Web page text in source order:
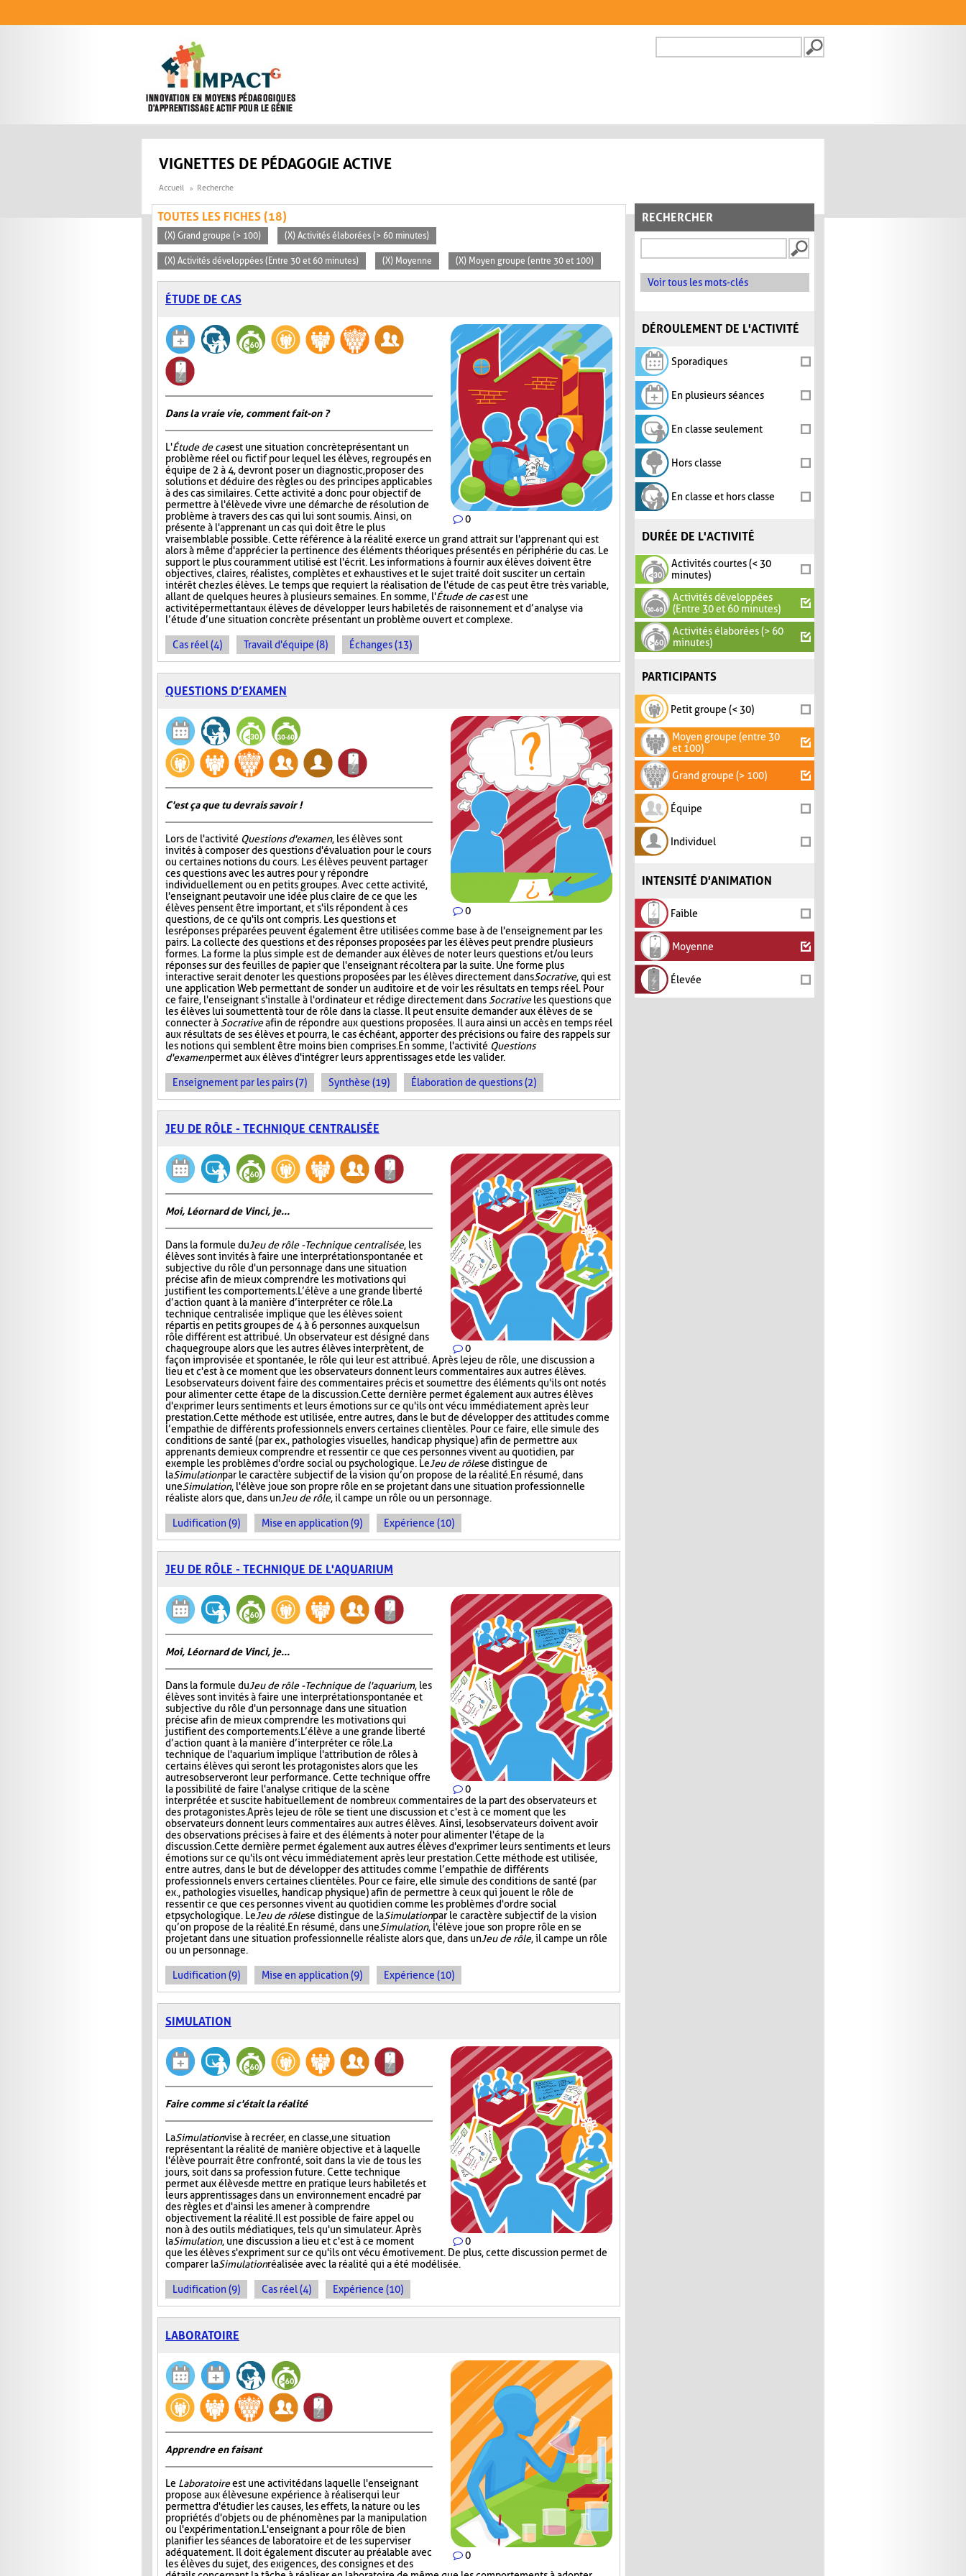
FORMULAIRE DE
VIGNETTES DE PÉDAGOGIE ACTIVE
Accueil Recherche
RECHERCHER
Voir tous les mots-clés
DÉROULEMENT DE L'ACTIVITÉ
Sporadiques
En plusieurs séances
En classe seulement
Hors classe
En classe et hors classe
DURÉE DE L'ACTIVITÉ
Activités courtes (< 30
minutes)
Activités développées
(Entre 30 et 60 minutes)
Activités élaborées (> 60
minutes)
PARTICIPANTS
Petit groupe (< 30)
Moyen groupe (entre 30
et 100)
Grand groupe (> 100)
Équipe
Individuel
INTENSITÉ D'ANIMATION
Faible
Moyenne
Élevée
TOUTES LES FICHES (18)
(X) Grand groupe (> 100) (X) Activités élaborées (> 60 minutes)
(X) Activités développées (Entre 30 et 60 minutes) (X) Moyenne (X) Moyen groupe (entre 30 et 100)
ÉTUDE DE CAS
0
Dans la vraie vie, comment fait-on ?
L'Étude de casest une situation concrète présentant un
problème réel ou fictif pour lequel les élèves, regroupés en
équipe de 2 à 4, devront poser un diagnostic, proposer des
solutions et déduire des règles ou des principes applicables
à des cas similaires. Cette activité a donc pour objectif de
permettre à l'élève de vivre une démarche de résolution de
problème à travers des cas qui lui sont soumis. Ainsi, on
présente à l'apprenant un cas qui doit être le plus
vraisemblable possible. Cette référence à la réalité exerce un grand attrait sur l'apprenant qui est
alors à même d'apprécier la pertinence des éléments théoriques présentés en périphérie du cas. Le
support le plus couramment utilisé est l'écrit. Les informations à fournir aux élèves doivent être
objectives, claires, réalistes, complètes et exhaustives et le sujet traité doit susciter un certain
intérêt chez les élèves. Le temps que requiert la réalisation de l'étude de cas peut être très variable,
allant de quelques heures à plusieurs semaines. En somme, l'Étude de casest une
activité permettant aux élèves de développer leurs habiletés de raisonnement et d’analyse via
l’étude d’une situation concrète présentant un problème ouvert et complexe.
Cas réel (4) Travail d'équipe (8) Échanges (13)
QUESTIONS D’EXAMEN
0
C'est ça que tu devrais savoir !
Lors de l'activité Questions d'examen, les élèves sont
invités à composer des questions d'évaluation pour le cours
ou certaines notions du cours. Les élèves peuvent partager
ces questions avec les autres pour y répondre
individuellement ou en petits groupes. Avec cette activité,
l'enseignant peut avoir une idée plus claire de ce que les
élèves pensent être important, et s'ils répondent à ces
questions, de ce qu'ils ont compris. Les questions et
les réponses préparées peuvent également être utilisées comme base à de l'enseignement par les
pairs. La collecte des questions et des réponses proposées par les élèves peut prendre plusieurs
formes. La forme la plus simple est de demander aux élèves de noter leurs questions et/ou leurs
réponses sur des feuilles de papier que l'enseignant récoltera par la suite. Une forme plus
interactive serait de noter les questions proposées par les élèves directement dansSocrative, qui est
une application Web permettant de sonder un auditoire et de voir les résultats en temps réel. Pour
ce faire, l'enseignant s'installe à l'ordinateur et rédige directement dansSocrativeles questions que
les élèves lui soumettent à tour de rôle dans la classe. Il peut ensuite demander aux élèves de se
connecter àSocrativeafin de répondre aux questions proposées. Il aura ainsi un accès en temps réel
aux résultats de ses élèves et pourra, le cas échéant, apporter des précisions ou faire des rappels sur
les notions qui semblent être moins bien comprises. En somme, l'activité Questions
d'examenpermet aux élèves d'intégrer leurs apprentissages et de les valider.
Enseignement par les pairs (7) Synthèse (19) Élaboration de questions (2)
JEU DE RÔLE - TECHNIQUE CENTRALISÉE
0
Moi, Léornard de Vinci, je...
Dans la formule duJeu de rôle - Technique centralisée, les
élèves sont invités à faire une interprétation spontanée et
subjective du rôle d'un personnage dans une situation
précise afin de mieux comprendre les motivations qui
justifient les comportements. L’élève a une grande liberté
d’action quant à la manière d’interpréter ce rôle. La
technique centralisée implique que les élèves soient
répartis en petits groupes de 4 à 6 personnes auxquels un
rôle différent est attribué. Un observateur est désigné dans
chaque groupe alors que les autres élèves interprètent, de
façon improvisée et spontanée, le rôle qui leur est attribué. Après le jeu de rôle, une discussion a
lieu et c'est à ce moment que les observateurs donnent leurs commentaires aux autres élèves.
Les observateurs doivent faire des commentaires précis et soumettre des éléments qu'ils ont notés
pour alimenter cette étape de la discussion. Cette dernière permet également aux autres élèves
d'exprimer leurs sentiments et leurs émotions sur ce qu'ils ont vécu immédiatement après leur
prestation. Cette méthode est utilisée, entre autres, dans le but de développer des attitudes comme
l’empathie de différents professionnels envers certaines clientèles. Pour ce faire, elle simule des
conditions de santé (par ex., pathologies visuelles, handicap physique) afin de permettre aux
apprenants de mieux comprendre et ressentir ce que ces personnes vivent au quotidien, par
exemple les problèmes d'ordre social ou psychologique. LeJeu de rôlese distingue de
laSimulationpar le caractère subjectif de la vision qu’on propose de la réalité. En résumé, dans
uneSimulation, l'élève joue son propre rôle en se projetant dans une situation professionnelle
réaliste alors que, dans unJeu de rôle, il campe un rôle ou un personnage.
Ludification (9) Mise en application (9) Expérience (10)
JEU DE RÔLE - TECHNIQUE DE L'AQUARIUM
0
Moi, Léornard de Vinci, je...
Dans la formule duJeu de rôle - Technique de l'aquarium, les
élèves sont invités à faire une interprétation spontanée et
subjective du rôle d'un personnage dans une situation
précise afin de mieux comprendre les motivations qui
justifient des comportements. L’élève a une grande liberté
d’action quant à la manière d’interpréter ce rôle. La
technique de l'aquarium implique l'attribution de rôles à
certains élèves qui seront les protagonistes alors que les
autres observeront leur performance. Cette technique offre
la possibilité de faire l'analyse critique de la scène
interprétée et suscite habituellement de nombreux commentaires de la part des observateurs et
des protagonistes. Après le jeu de rôle se tient une discussion et c'est à ce moment que les
observateurs donnent leurs commentaires aux autres élèves. Ainsi, les observateurs doivent avoir
des observations précises à faire et des éléments à noter pour alimenter l'étape de la
discussion. Cette dernière permet également aux autres élèves d'exprimer leurs sentiments et leurs
émotions sur ce qu'ils ont vécu immédiatement après leur prestation. Cette méthode est utilisée,
entre autres, dans le but de développer des attitudes comme l’empathie de différents
professionnels envers certaines clientèles. Pour ce faire, elle simule des conditions de santé (par
ex., pathologies visuelles, handicap physique) afin de permettre à ceux qui jouent le rôle de
ressentir ce que ces personnes vivent au quotidien comme les problèmes d'ordre social
et psychologique. LeJeu de rôlese distingue de laSimulationpar le caractère subjectif de la vision
qu’on propose de la réalité. En résumé, dans uneSimulation, l'élève joue son propre rôle en se
projetant dans une situation professionnelle réaliste alors que, dans unJeu de rôle, il campe un rôle
ou un personnage.
Ludification (9) Mise en application (9) Expérience (10)
SIMULATION
0
Faire comme si c'était la réalité
LaSimulationvise à recréer, en classe, une situation
représentant la réalité de manière objective et à laquelle
l'élève pourrait être confronté, soit dans la vie de tous les
jours, soit dans sa profession future. Cette technique
permet aux élèves de mettre en pratique leurs habiletés et
leurs apprentissages dans un environnement encadré par
des règles et d'ainsi les amener à comprendre
objectivement la réalité. Il est possible de faire appel ou
non à des outils médiatiques, tels qu'un simulateur. Après
laSimulation, une discussion a lieu et c'est à ce moment
que les élèves s'expriment sur ce qu'ils ont vécu émotivement. De plus, cette discussion permet de
comparer laSimulationréalisée avec la réalité qui a été modélisée.
Ludification (9) Cas réel (4) Expérience (10)
LABORATOIRE
0
Apprendre en faisant
Le Laboratoireest une activité dans laquelle l'enseignant
propose aux élèves une expérience à réaliser qui leur
permettra d'étudier les causes, les effets, la nature ou les
propriétés d'objets ou de phénomènes par la manipulation
ou l'expérimentation. L'enseignant a pour rôle de bien
planifier les séances de laboratoire et de les superviser
adéquatement. Il doit également discuter au préalable avec
les élèves du sujet, des exigences, des consignes et des